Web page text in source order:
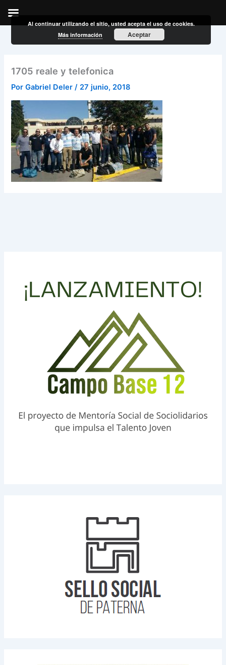
1705 reale y telefonica
PorGabriel Deler/ 27 junio, 2018
Al continuar utilizando el sitio, usted acepta el uso de cookies.
Más información
Aceptar